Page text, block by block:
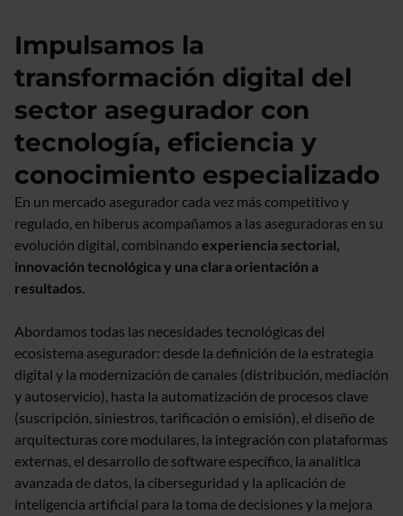
Impulsamos la
transformación digital del
sector asegurador con
tecnología, eficiencia y
conocimiento especializado
En un mercado asegurador cada vez más competitivo y
regulado, en hiberus acompañamos a las aseguradoras en su
evolución digital, combinando experiencia sectorial,
innovación tecnológica y una clara orientación a
resultados.
Abordamos todas las necesidades tecnológicas del
ecosistema asegurador: desde la definición de la estrategia
digital y la modernización de canales (distribución, mediación
y autoservicio), hasta la automatización de procesos clave
(suscripción, siniestros, tarificación o emisión), el diseño de
arquitecturas core modulares, la integración con plataformas
externas, el desarrollo de software específico, la analítica
avanzada de datos, la ciberseguridad y la aplicación de
inteligencia artificial para la toma de decisiones y la mejora